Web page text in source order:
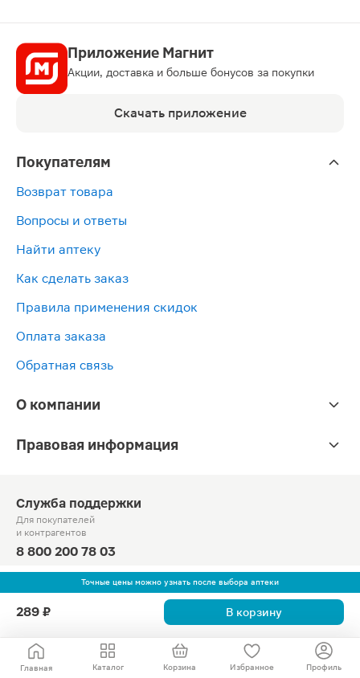
Точные цены можно узнать после выбора аптеки
289 ₽ В корзину
Главная Каталог Корзина Избранное Профиль
Приложение Магнит
Акции, доставка и больше бонусов за покупки
Скачать приложение
Покупателям
Возврат товара
Вопросы и ответы
Найти аптеку
Как сделать заказ
Правила применения скидок
Оплата заказа
Обратная связь
О компании
Правовая информация
Служба поддержки
Для покупателей
и контрагентов
8 800 200 78 03
Круглосуточно, звонок по России бесплатный
© Официальный сайт сети «Магнит».